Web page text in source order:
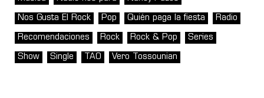
Nos Gusta El Rock Pop Quién paga la fiesta Radio
Recomendaciones Rock Rock & Pop Series
Show Single TAO Vero Tossounian